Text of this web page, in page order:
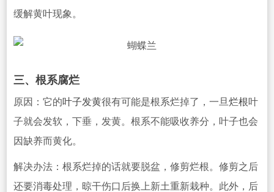
缓解黄叶现象。
三、根系腐烂
原因：它的叶子发黄很有可能是根系烂掉了，一旦烂根叶
子就会发软，下垂，发黄。根系不能吸收养分，叶子也会
因缺养而黄化。
解决办法： 根系烂掉的话就要脱盆，修剪烂根。修剪之后
还要消毒处理，晾干伤口后换上新土重新栽种。此外，后